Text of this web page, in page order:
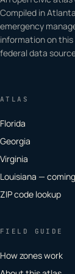
Compiled in
emergency
information on
federal data
ATLAS
Florida
Georgia
Virginia
Louisiana —
ZIP code lookup
FIELD GUIDE
How zones work